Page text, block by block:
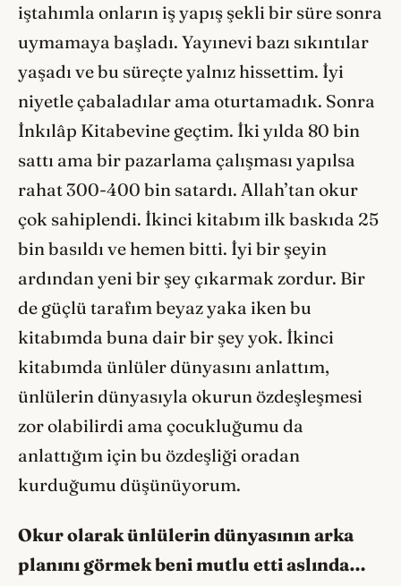
iştahımla onların iş yapış şekli bir süre sonra
uymamaya başladı. Yayınevi bazı sıkıntılar
yaşadı ve bu süreçte yalnız hissettim. İyi
niyetle çabaladılar ama oturtamadık. Sonra
İnkılâp Kitabevine geçtim. İki yılda 80 bin
sattı ama bir pazarlama çalışması yapılsa
rahat 300-400 bin satardı. Allah’tan okur
çok sahiplendi. İkinci kitabım ilk baskıda 25
bin basıldı ve hemen bitti. İyi bir şeyin
ardından yeni bir şey çıkarmak zordur. Bir
de güçlü tarafım beyaz yaka iken bu
kitabımda buna dair bir şey yok. İkinci
kitabımda ünlüler dünyasını anlattım,
ünlülerin dünyasıyla okurun özdeşleşmesi
zor olabilirdi ama çocukluğumu da
anlattığım için bu özdeşliği oradan
kurduğumu düşünüyorum.
Okur olarak ünlülerin dünyasının arka
planını görmek beni mutlu etti aslında…